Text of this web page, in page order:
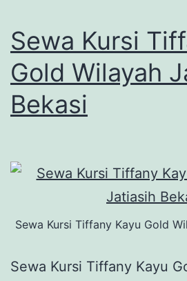
Sewa Kursi
Gold Wilayah
Bekasi
Sewa Kursi Tiffany Kayu Gold
Sewa Kursi Tiffany Kayu